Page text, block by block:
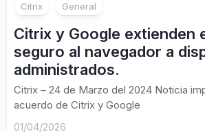
Citrix General
Citrix y Google extienden
seguro al navegador a
administrados.
Citrix – 24 de Marzo del 2024 Noticia
acuerdo de Citrix y Google
01/04/2026